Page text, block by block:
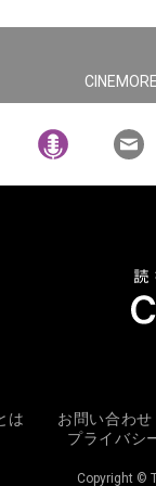
は お問い合わせ
プライバシ
Copyright ©